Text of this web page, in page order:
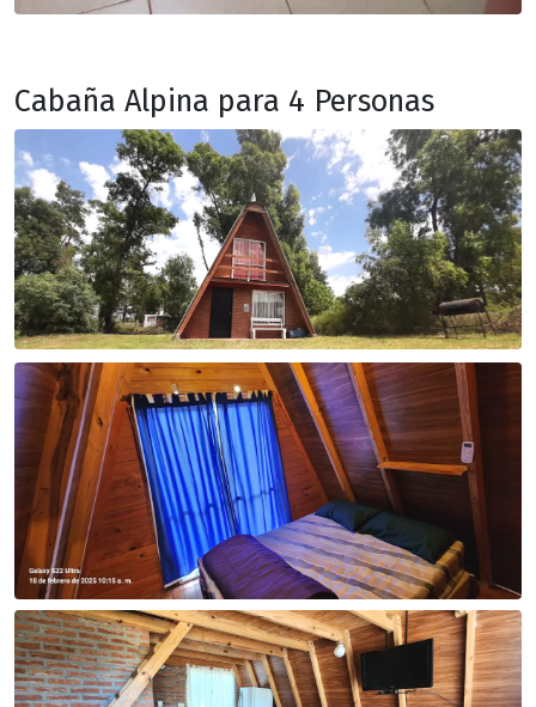
Cabaña Alpina para 4 Personas